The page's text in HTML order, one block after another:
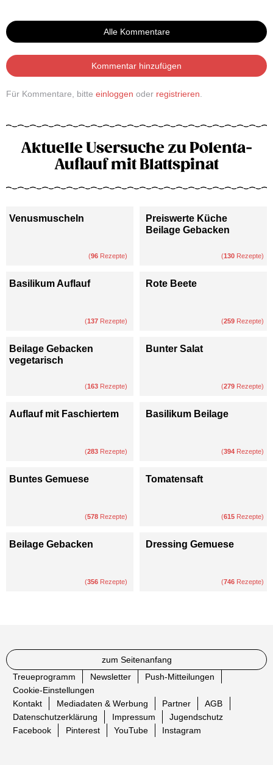
Alle Kommentare
Kommentar hinzufügen
Für Kommentare, bitte einloggen oder registrieren
Aktuelle Usersuche zu Polenta-
Auflauf mit Blattspinat
Venusmuscheln
(96 Rezepte)
Preiswerte Küche
Beilage Gebacken
(130 Rezepte)
Basilikum Auflauf
(137 Rezepte)
Rote Beete
(259 Rezepte)
Beilage Gebacken
vegetarisch
(163 Rezepte)
Bunter Salat
(279 Rezepte)
Auflauf mit Faschiertem
(283 Rezepte)
Basilikum Beilage
(394 Rezepte)
Buntes Gemuese
(578 Rezepte)
Tomatensaft
(615 Rezepte)
Beilage Gebacken
(356 Rezepte)
Dressing Gemuese
(746 Rezepte)
zum Seitenanfang
Treueprogramm
Newsletter
Push-Mitteilungen
Cookie-Einstellungen
Kontakt
Mediadaten & Werbung Partner
AGB
Datenschutzerklärung
Impressum
Jugendschutz
Facebook
Pinterest YouTube Instagram